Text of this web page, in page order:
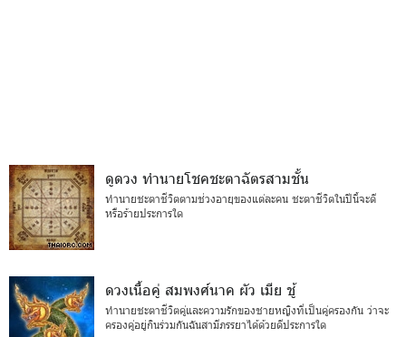
ดูดวง ทำนายโชคชะตาฉัตรสามชั้น
ทำนายชะตาชีวิตตามช่วงอายุของแต่ละคน ชะตาชีวิตในปีนี้จะดี
หรือร้ายประการใด
ดวงเนื้อคู่ สมพงศ์นาค ผัว เมีย ชู้
ทำนายชะตาชีวิตคู่และความรักของชายหญิงที่เป็นคู่ครองกัน ว่าจะ
ครองคู่อยู่กินร่วมกันฉันสามีภรรยาได้ด้วยดีประการใด